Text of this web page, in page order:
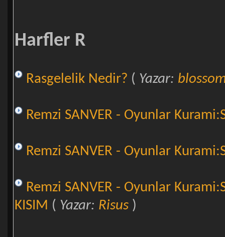
Harfler R
Rasgelelik Nedir? ( Yazar:
Remzi SANVER - Oyunlar
Remzi SANVER - Oyunlar
Remzi SANVER - Oyunlar
KISIM ( Yazar: Risus)